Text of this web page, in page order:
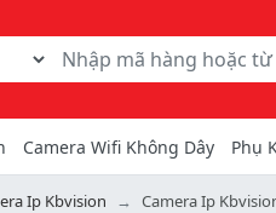
kiếm
Camera Wifi Không Dây Phụ
Ip Kbvision Camera Ip